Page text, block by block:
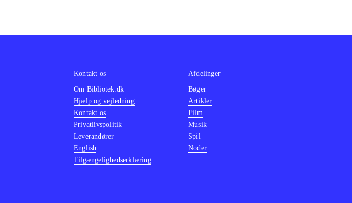
Kontakt os
Om Bibliotek.dk
Hjælp og vejledning
Kontakt os
Privatlivspolitik
Leverandører
English
Tilgængelighedserklæring
Afdelinger
Bøger
Artikler
Film
Musik
Spil
Noder